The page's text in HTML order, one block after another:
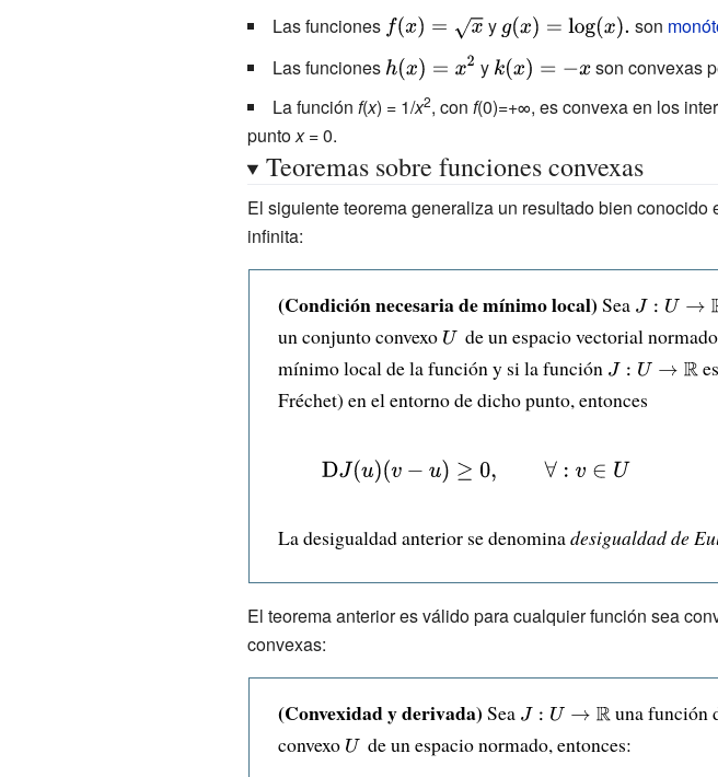
g(x,t)=tf(x/t)}
Las funciones {\displaystyle
f(x)={\sqrt
{x}}}
y {\displaystyle
g(x)=\log(x).}
son
Las funciones {\displaystyle
h(x)=x^{2}}
y {\displaystyle
k(x)=-x}
son convexas
La función f(x) = 1/x2, con f(0)=+∞, es convexa en los
puntox= 0.
Teoremas sobre funciones convexas
El siguiente teorema generaliza un resultado bien conocido
infinita:
(Condición necesaria de mínimo local) Sea
J:U\to
\mathbb
}
un conjunto convexo {\displaystyle
U\,}
de un espacio vectorial
mínimo local de la función y si la función {\displaystyle
J:U\to
}
es
Fréchet) en el entorno de dicho punto, entonces
{\displaystyle
J(u)(v-u)\geq
\forall :v\in
U}
La desigualdad anterior se denominadesigualdad de
El teorema anterior es válido para cualquier función sea
convexas:
(Convexidad y derivada) Sea {\displaystyle
J:U\to
una función
convexo {\displaystyle
de un espacio normado, entonces: